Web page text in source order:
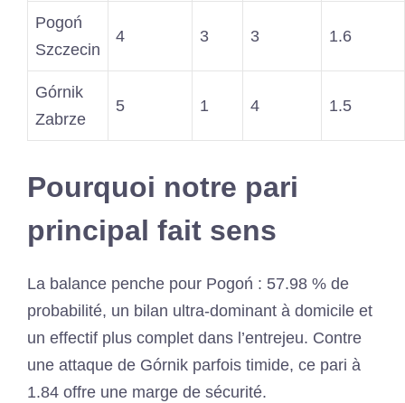
Pogoń
Szczecin
4 3 3 1.6
Górnik
Zabrze
5 1 4 1.5
Pourquoi notre pari
principal fait sens
La balance penche pour Pogoń : 57.98 % de
probabilité, un bilan ultra-dominant à domicile et
un effectif plus complet dans l’entrejeu. Contre
une attaque de Górnik parfois timide, ce pari à
1.84 offre une marge de sécurité.